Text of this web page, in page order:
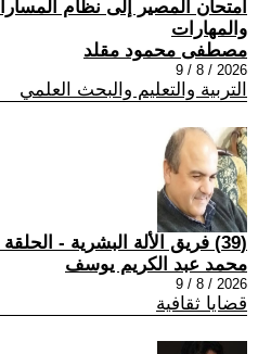
امتحان المصير إلى نظام
والمهارات
مصطفى محمود مقلد
2026 / 8 / 9
التربية والتعليم والبحث العلمي
(39) فريق الألة البشرية - الحلقة السادسة
محمد عبد الكريم يوسف
2026 / 8 / 9
قضايا ثقافية